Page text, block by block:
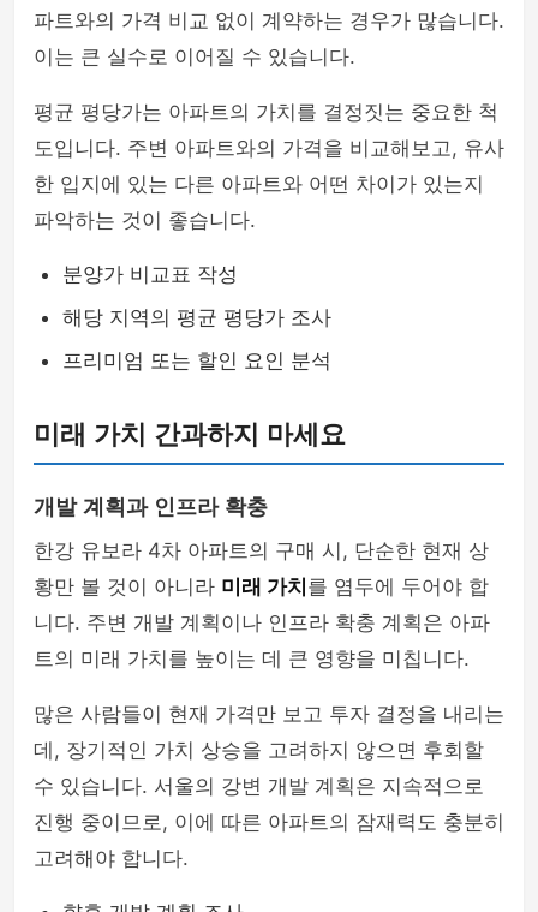
파트와의 가격 비교 없이 계약하는 경우가 많습니다.
이는 큰 실수로 이어질 수 있습니다.
평균 평당가는 아파트의 가치를 결정짓는 중요한 척
도입니다. 주변 아파트와의 가격을 비교해보고, 유사
한 입지에 있는 다른 아파트와 어떤 차이가 있는지
파악하는 것이 좋습니다.
분양가 비교표 작성
해당 지역의 평균 평당가 조사
프리미엄 또는 할인 요인 분석
미래 가치 간과하지 마세요
개발 계획과 인프라 확충
한강 유보라 4차 아파트의 구매 시, 단순한 현재 상
황만 볼 것이 아니라 미래 가치 를 염두에 두어야 합
니다. 주변 개발 계획이나 인프라 확충 계획은 아파
트의 미래 가치를 높이는 데 큰 영향을 미칩니다.
많은 사람들이 현재 가격만 보고 투자 결정을 내리는
데, 장기적인 가치 상승을 고려하지 않으면 후회할
수 있습니다. 서울의 강변 개발 계획은 지속적으로
진행 중이므로, 이에 따른 아파트의 잠재력도 충분히
고려해야 합니다.